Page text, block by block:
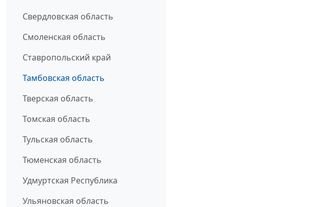
Свердловская область
Смоленская область
Ставропольский край
Тамбовская область
Тверская область
Томская область
Тульская область
Тюменская область
Удмуртская Республика
Ульяновская область